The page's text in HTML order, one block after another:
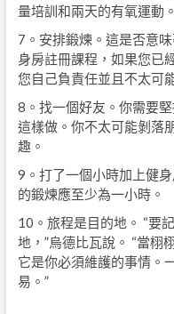
量培訓和兩天的有氧運動。
7。安排鍛煉。這是否意
身房註冊課程，如果您已
您自己負責任並且不太可
8。找一個好友。你需要
這樣做。你不太可能剝落
趣。
9。打了一個小時加上健
的鍛煉應至少為一小時。
10。旅程是目的地。 “要
地，”烏德比瓦說。 “當栩
它是你必須維護的事情。
易。”